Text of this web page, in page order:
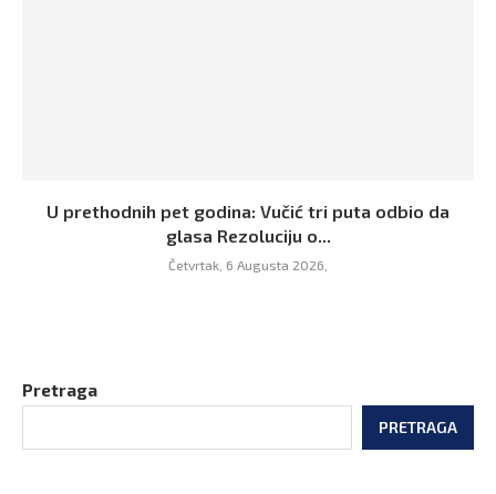
U prethodnih pet godina: Vučić tri puta odbio da
glasa Rezoluciju o...
Četvrtak, 6 Augusta 2026,
Pretraga
PRETRAGA